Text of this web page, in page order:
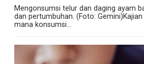
Mengonsumsi telur dan daging ayam
dan pertumbuhan. (Foto:
mana konsumsi...